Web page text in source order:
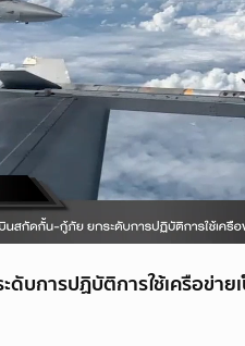
ดับการปฏิบัติการใช้เครือข่า